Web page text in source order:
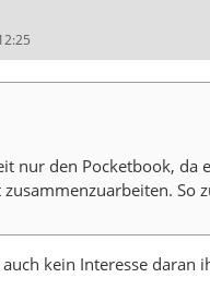
nur den Pocketbook,
So
kein Interesse